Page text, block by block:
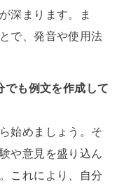
深まります。ま
で、発音や使用法
でも例文を作成して
始めましょう。そ
や意見を盛り込ん
これにより、自分